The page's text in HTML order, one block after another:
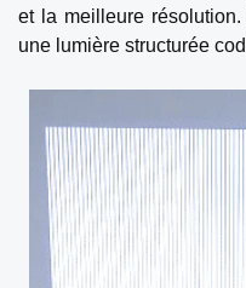
et la meilleure
une lumière structurée